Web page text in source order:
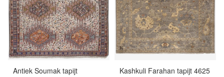
Antiek Soumak tapijt Kashkuli Farahan tapijt 4625